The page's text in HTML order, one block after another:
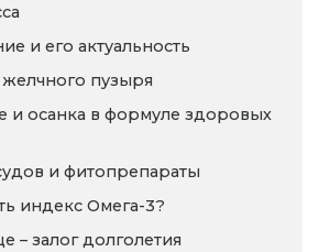
и его актуальность
пузыря
и осанка в формуле здоровых
и фитопрепараты
индекс Омега-3?
– залог долголетия